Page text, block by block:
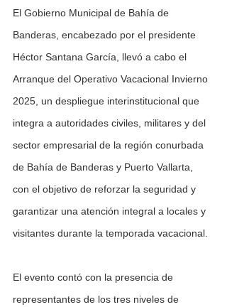
El Gobierno Municipal de Bahía de
Banderas, encabezado por el presidente
Héctor Santana García, llevó a cabo el
Arranque del Operativo Vacacional Invierno
2025, un despliegue interinstitucional que
integra a autoridades civiles, militares y del
sector empresarial de la región conurbada
de Bahía de Banderas y Puerto Vallarta,
con el objetivo de reforzar la seguridad y
garantizar una atención integral a locales y
visitantes durante la temporada vacacional.
El evento contó con la presencia de
representantes de los tres niveles de